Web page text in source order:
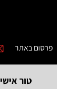
פרסום באתר
טור אישי